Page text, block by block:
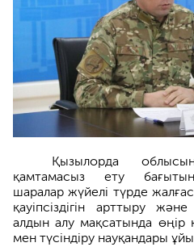
Қызылорда
қамтамасыз ету
шаралар жүйелі түрде
қауіпсіздігін арттыру
алдын алу мақсатында өңір
мен түсіндіру науқандары